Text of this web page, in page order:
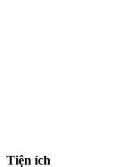
Tiện ích